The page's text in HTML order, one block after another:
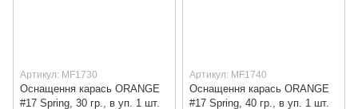
Артикул: MF1730
Оснащення карась ORANGE
#17 Spring, 30 гр., в уп. 1 шт.
Артикул: MF1740
Оснащення карась ORANGE
#17 Spring, 40 гр., в уп. 1 шт.